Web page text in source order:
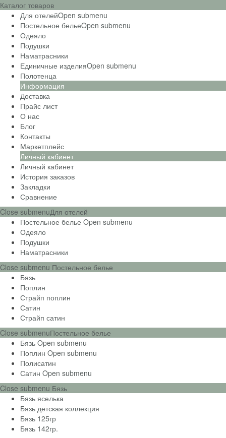
Каталог товаров
Для отелейOpen submenu
Постельное бельеOpen submenu
Одеяло
Подушки
Наматрасники
Единичные изделияOpen submenu
Полотенца
Информация
Доставка
Прайс лист
О нас
Блог
Контакты
Маркетплейс
Личный кабинет
Личный кабинет
История заказов
Закладки
Сравнение
Close submenuДля отелей
Постельное белье Open submenu
Одеяло
Подушки
Наматрасники
Close submenu Постельное белье
Бязь
Поплин
Страйп поплин
Сатин
Страйп сатин
Close submenuПостельное белье
Бязь Open submenu
Поплин Open submenu
Полисатин
Сатин Open submenu
Close submenu Бязь
Бязь яселька
Бязь детская коллекция
Бязь 125гр
Бязь 142гр.